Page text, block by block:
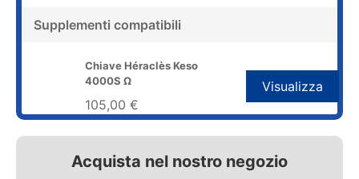
Supplementi compatibili
Chiave Héraclès Keso
4000S Ω
105,00 €
Visualizza
Acquista nel nostro negozio